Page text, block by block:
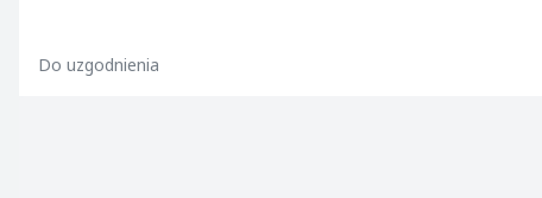
Do uzgodnienia